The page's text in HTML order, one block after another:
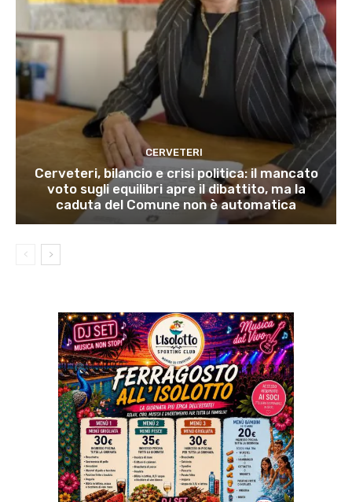
CERVETERI
Cerveteri, bilancio e crisi politica: il mancato
voto sugli equilibri apre il dibattito, ma la
caduta del Comune non è automatica